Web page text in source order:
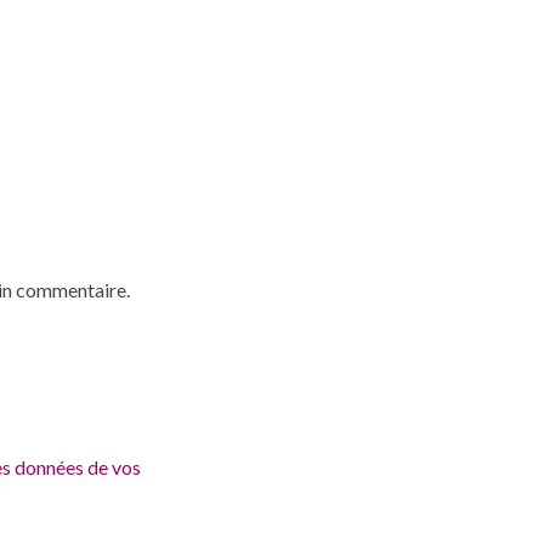
commentaire.
données de vos